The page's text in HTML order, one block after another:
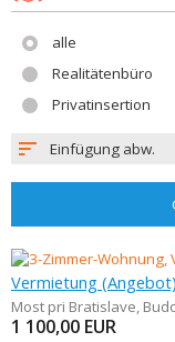
alle
Realitätenbüro
Privatinsertion
Einfügung abw.
Vermietung
Most pri Bratislave,
1 100,00 EUR